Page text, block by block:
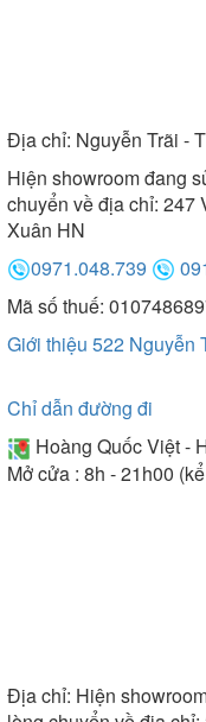
hề gây khó chịu,
Địa chỉ: Nguyễn Trãi -
Hiện showroom đang sửa chữa, mọi giao dịch vui lòng
chuyển về địa chỉ: 247
Xuân HN
0971.048.739
Mã số thuế:
Giới thiệu 522 Nguyễn
Chỉ dẫn đường đi
Hoàng Quốc Việt -
Mở cửa : 8h - 21h00
Địa chỉ: Hiện